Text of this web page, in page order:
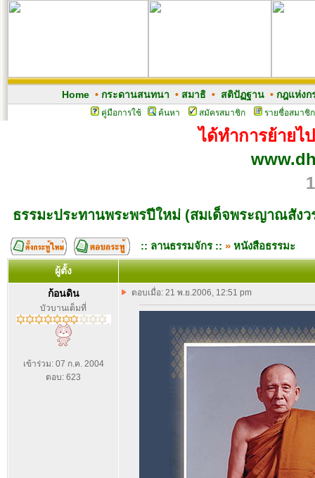
Home• กระดานสนทนา • สมาธิ• สติปัฏฐาน• กฎแห่งก
คู่มือการใช้ ค้นหา สมัครสมาชิก รายชื่อสมาชิก
ได้ทำการย้ายไ
ธรรมะประทานพระพรปีใหม่ (สมเด็จพระญาณสังว
:: ลานธรรมจักร :: » หนังสือธรรมะ
ผู้ตั้ง
ก้อนดิน
บัวบานเต็มที่
เข้าร่วม: 07 ก.ค. 2004
ตอบ: 623
ตอบเมื่อ: 21 พ.ย.2006, 12:51 pm